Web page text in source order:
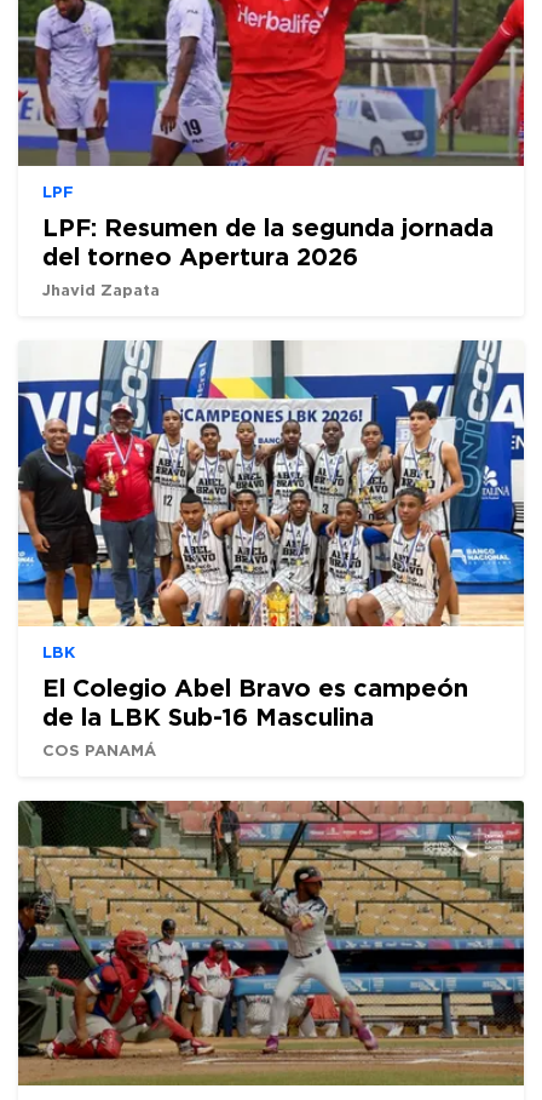
LPF
LPF: Resumen de la segunda jornada
del torneo Apertura 2026
Jhavid Zapata
LBK
El Colegio Abel Bravo es campeón
de la LBK Sub-16 Masculina
COS PANAMÁ